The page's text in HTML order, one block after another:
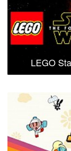
LEGO